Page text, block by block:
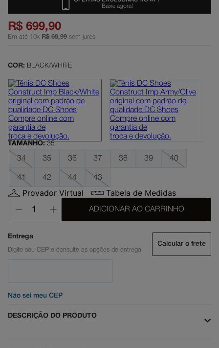
Baixe agora!
R$ 699,90
Em até 10x R$ 69,99 sem juros
COR: BLACK/WHITE
TAMANHO: 35
34 35 36 37 38 39 40
41 42 44 43
Provador Virtual Tabela de Medidas
ADICIONAR AO CARRINHO
Não sei meu CEP
Calcular o frete
DESCRIÇÃO DO PRODUTO
5º slayer
6º boné
8º mochila
9º court graffik
10º anvil